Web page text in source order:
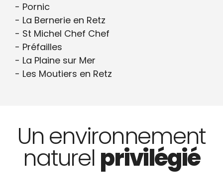
Pornic
La Bernerie en Retz
St Michel Chef Chef
Préfailles
La Plaine sur Mer
Les Moutiers en Retz
Un environnement
naturel privilégié